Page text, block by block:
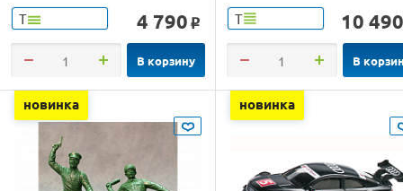
Т 4 790 o
В корзину
Т 10 490
В
новинка новинка